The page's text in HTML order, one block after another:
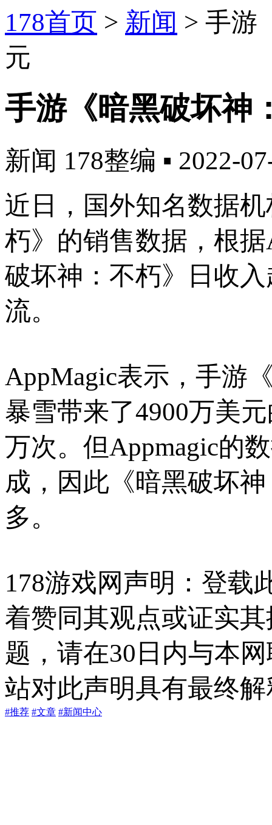
178首页 > 新闻 > 手游
元
手游《暗黑破坏神
新闻 178整编 ▪ 2022-
近日，国外知名数据
朽》的销售数据，根
破坏神：不朽》日收
流。
AppMagic表示，手游
暴雪带来了4900万美
万次。但Appmagic的
成，因此《暗黑破坏
多。
178游戏网声明：登载
着赞同其观点或证实
题，请在30日内与本
站对此声明具有最终
#推荐 #文章 #新闻中心